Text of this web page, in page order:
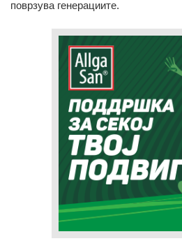
поврзува генерациите.